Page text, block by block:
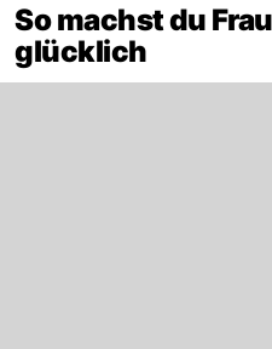
So machst du
glücklich